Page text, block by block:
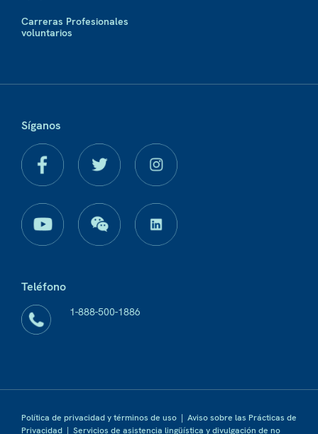
Carreras Profesionales
voluntarios
Síganos
Teléfono
1-888-500-1886
Política de privacidad y términos de uso | Aviso sobre las Prácticas de
Privacidad | Servicios de asistencia lingüística y divulgación de no